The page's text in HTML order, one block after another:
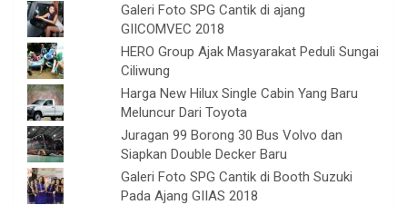
Galeri Foto SPG Cantik di ajang
GIICOMVEC 2018
HERO Group Ajak Masyarakat Peduli Sungai
Ciliwung
Harga New Hilux Single Cabin Yang Baru
Meluncur Dari Toyota
Juragan 99 Borong 30 Bus Volvo dan
Siapkan Double Decker Baru
Galeri Foto SPG Cantik di Booth Suzuki
Pada Ajang GIIAS 2018